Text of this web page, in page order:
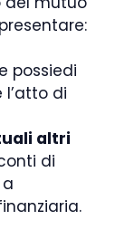
possiedi
l’atto di
altri
di